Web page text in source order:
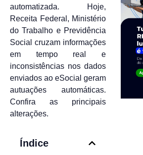
automatizada. Hoje,
Receita Federal, Ministério
do Trabalho e Previdência
Social cruzam informações
em tempo real e
inconsistências nos dados
enviados ao eSocial geram
autuações automáticas.
Confira as principais
alterações.
Índice